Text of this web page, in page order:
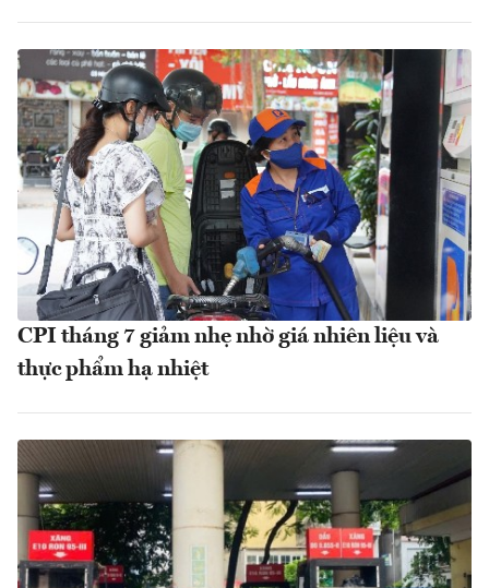
CPI tháng 7 giảm nhẹ nhờ giá nhiên liệu và
thực phẩm hạ nhiệt